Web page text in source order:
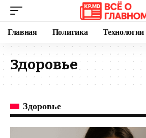
Главная Политика Технологии
Здоровье
Здоровье